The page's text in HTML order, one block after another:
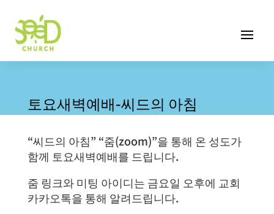
토요새벽예배-씨드의 아침
“씨드의 아침” “줌(zoom)”을 통해 온 성도가
함께 토요새벽예배를 드립니다.
줌 링크와 미팅 아이디는 금요일 오후에 교회
카카오톡을 통해 알려드립니다.